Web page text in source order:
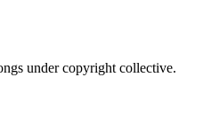
under copyright collective.